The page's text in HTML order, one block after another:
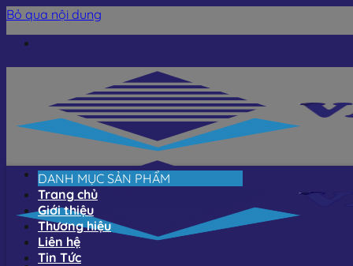
Bỏ qua nội dung
DANH MỤC SẢN PHẨM
Trang chủ
Giới thiệu
Thương hiệu
Liên hệ
Tin Tức